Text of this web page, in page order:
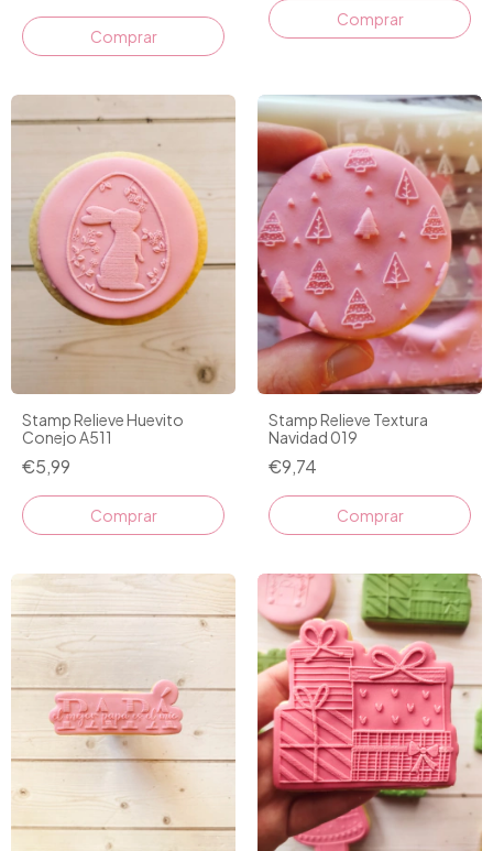
Stamp Relieve Huevito
Conejo A511
€5,99
Stamp Relieve Textura
Navidad 019
€9,74
Comprar